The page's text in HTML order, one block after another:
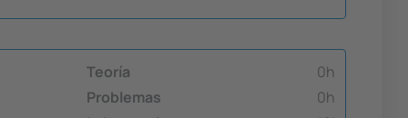
Teoría
0h
Problemas
0h